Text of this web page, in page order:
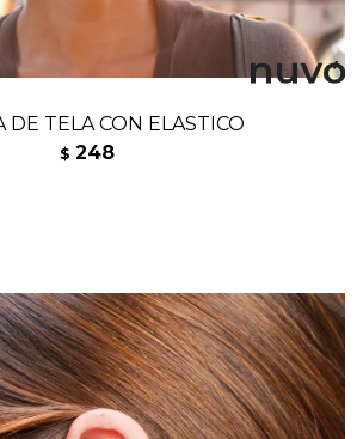
DE TELA CON ELASTICO
$ 248